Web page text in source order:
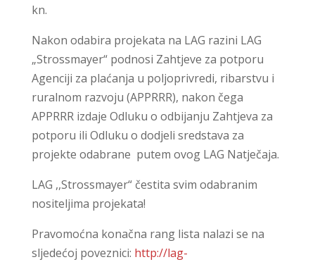
kn.
Nakon odabira projekata na LAG razini LAG
„Strossmayer“ podnosi Zahtjeve za potporu
Agenciji za plaćanja u poljoprivredi, ribarstvu i
ruralnom razvoju (APPRRR), nakon čega
APPRRR izdaje Odluku o odbijanju Zahtjeva za
potporu ili Odluku o dodjeli sredstava za
projekte odabrane putem ovog LAG Natječaja.
LAG ,,Strossmayer“ čestita svim odabranim
nositeljima projekata!
Pravomoćna konačna rang lista nalazi se na
sljedećoj poveznici: http://lag-